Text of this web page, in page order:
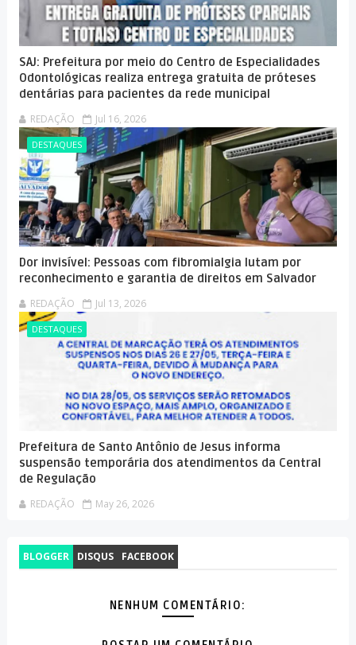
SAJ: Prefeitura por meio do Centro de Especialidades
Odontológicas realiza entrega gratuita de próteses
dentárias para pacientes da rede municipal
REDAÇÃO Jul 16, 2026
DESTAQUES
Dor invisível: Pessoas com fibromialgia lutam por
reconhecimento e garantia de direitos em Salvador
REDAÇÃO Jul 13, 2026
DESTAQUES
Prefeitura de Santo Antônio de Jesus informa
suspensão temporária dos atendimentos da Central
de Regulação
REDAÇÃO May 26, 2026
BLOGGER DISQUS FACEBOOK
NENHUM COMENTÁRIO: